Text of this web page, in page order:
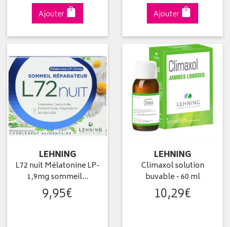
Ajouter Ajouter
LEHNING
L72 nuit Mélatonine LP-
1,9mg sommeil…
9,95€
LEHNING
Climaxol solution
buvable - 60 ml
10,29€